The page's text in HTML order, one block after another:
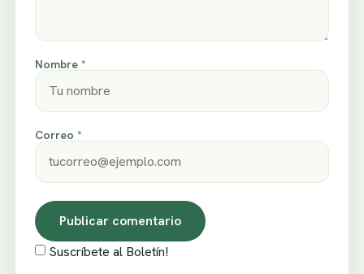
Nombre *
Correo *
Suscríbete al Boletín!